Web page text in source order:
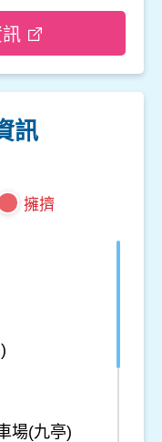
訊
擁擠
場(九亭)